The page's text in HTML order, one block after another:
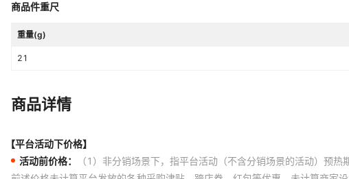
商品件重尺
重量(g)
21
商品详情
【平台活动下价格】
活动前价格：
（1）非分销场景下，指平台活动（不含分销场景的活动）预